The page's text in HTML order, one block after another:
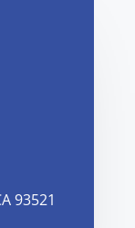
93521